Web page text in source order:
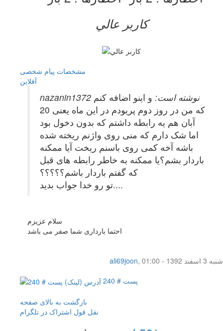
کاربر عالي
مشخصات پیام شخصی
آفلاين
nazanin1372 نوشته است: و اینو اضافه کنم
که من در روز دوم پریودم در این ماه یعنی 20
آبان هم یه رابطه داشتم که بدون دخول بود
اما شک دارم که منی روی واژنم ریخته شده
باشه آخه کمی روی باسنم ریخت آیا ممکنه
باردار بشم؟یا ممکنه به خاطر رابطه های قبل
که گفتم باردار باشم؟؟؟؟؟
تو رو خدا جواب بدید....
سلام عزیزم
احتما بارداری شما صفر می باشد
ali69joon,
شنبه 3 اسفند 1392 - 01:00
پست # 240
بازگشت به بالای صفحه
نقل قول اشتراک در تلگرام